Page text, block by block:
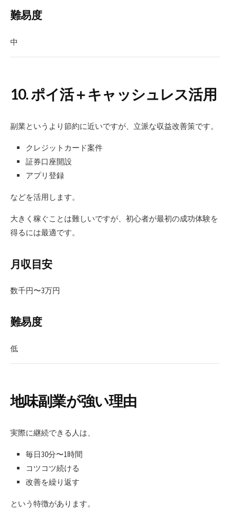
難易度
中
10. ポイ活＋キャッシュレス活用
副業というより節約に近いですが、立派な収益改善策です。
クレジットカード案件
証券口座開設
アプリ登録
などを活用します。
大きく稼ぐことは難しいですが、初心者が最初の成功体験を
得るには最適です。
月収目安
数千円〜3万円
難易度
低
地味副業が強い理由
実際に継続できる人は、
毎日30分〜1時間
コツコツ続ける
改善を繰り返す
という特徴があります。